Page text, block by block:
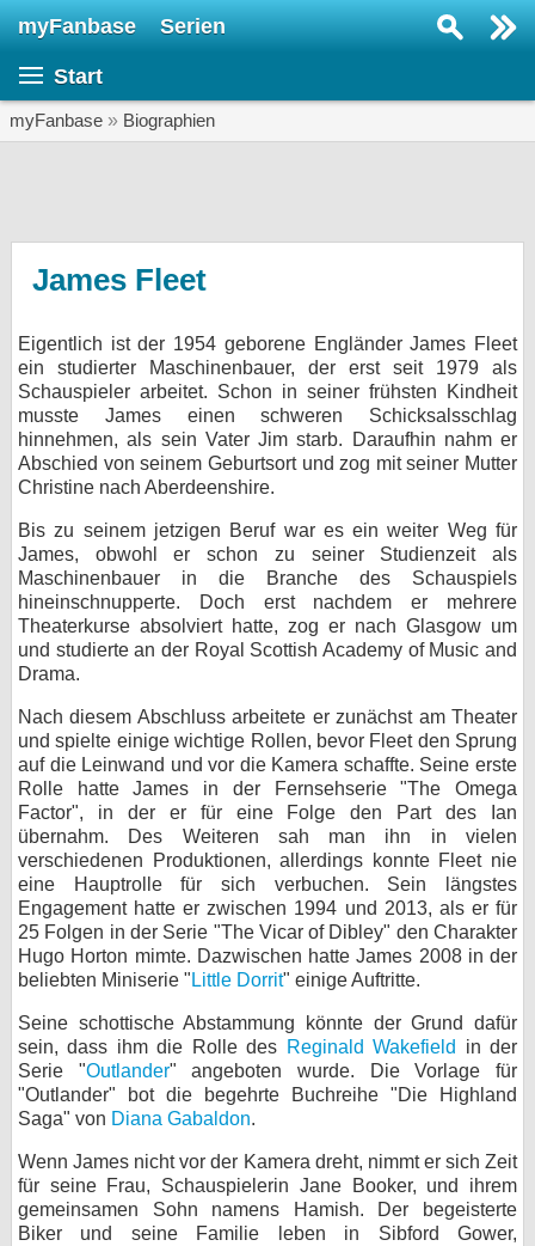
myFanbase Serien
Start
myFanbase » Biographien
James Fleet
Eigentlich ist der 1954 geborene Engländer James Fleet
ein studierter Maschinenbauer, der erst seit 1979 als
Schauspieler arbeitet. Schon in seiner frühsten Kindheit
musste James einen schweren Schicksalsschlag
hinnehmen, als sein Vater Jim starb. Daraufhin nahm er
Abschied von seinem Geburtsort und zog mit seiner Mutter
Christine nach Aberdeenshire.
Bis zu seinem jetzigen Beruf war es ein weiter Weg für
James, obwohl er schon zu seiner Studienzeit als
Maschinenbauer in die Branche des Schauspiels
hineinschnupperte. Doch erst nachdem er mehrere
Theaterkurse absolviert hatte, zog er nach Glasgow um
und studierte an der Royal Scottish Academy of Music and
Drama.
Nach diesem Abschluss arbeitete er zunächst am Theater
und spielte einige wichtige Rollen, bevor Fleet den Sprung
auf die Leinwand und vor die Kamera schaffte. Seine erste
Rolle hatte James in der Fernsehserie "The Omega
Factor", in der er für eine Folge den Part des Ian
übernahm. Des Weiteren sah man ihn in vielen
verschiedenen Produktionen, allerdings konnte Fleet nie
eine Hauptrolle für sich verbuchen. Sein längstes
Engagement hatte er zwischen 1994 und 2013, als er für
25 Folgen in der Serie "The Vicar of Dibley" den Charakter
Hugo Horton mimte. Dazwischen hatte James 2008 in der
beliebten Miniserie " Little Dorrit" einige Auftritte.
Seine schottische Abstammung könnte der Grund dafür
sein, dass ihm die Rolle des Reginald Wakefield
in der
Serie "Outlander" angeboten wurde. Die Vorlage für
"Outlander" bot die begehrte Buchreihe "Die Highland
Saga" von Diana Gabaldon.
Wenn James nicht vor der Kamera dreht, nimmt er sich Zeit
für seine Frau, Schauspielerin Jane Booker, und ihrem
gemeinsamen Sohn namens Hamish. Der begeisterte
Biker und seine Familie leben in Sibford Gower,
KULTUR
Specials
SERVICE
Gewinnspiele
bei X
bei Facebook
Nutzungsbedingungen
Datenschutz
Cookie-Einstellungen
Impressum
Desktop-Ansicht
myFanbase